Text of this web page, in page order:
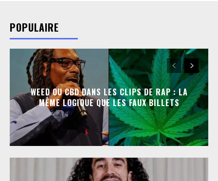
POPULAIRE
WEED OU CBD DANS LES CLIPS DE RAP : LA
MÊME LOGIQUE QUE LES FAUX BILLETS